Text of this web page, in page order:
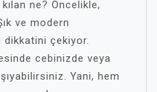
ne? Öncelikle,
ve modern
dikkatini çekiyor.
cebinizde veya
Yani, hem